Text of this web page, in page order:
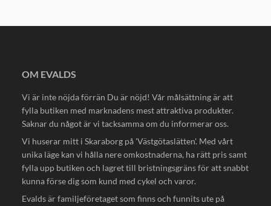
OM EVALDS
Vi är inte nöjda förrän Du är nöjd! Vår målsättning är att
fylla butiken med marknadens mest attraktiva produkter.
Saknar du något är vi tacksamma om du informerar oss.
Vi huserar mitt i Skaraborg på 'Västgötaslätten'. Med vårt
unika läge kan vi hålla nere omkostnaderna, ha rätt pris samt
fylla upp butiken och lagret till bristningsgräns för att snabbt
kunna förse dig som kund med cykel och varor.
Evalds är familjeföretaget som finns och funnits ute på